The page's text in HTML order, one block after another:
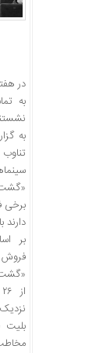
به
به
برخی
دارند
بر
فروش